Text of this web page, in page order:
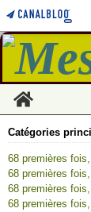
Home
Catégories
68 premières
68 premières
68 premières
68 premières